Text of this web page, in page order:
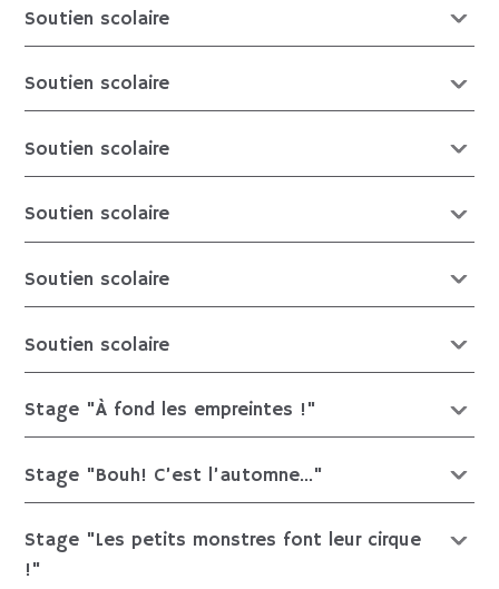
Soutien scolaire
Soutien scolaire
Soutien scolaire
Soutien scolaire
Soutien scolaire
Soutien scolaire
Stage "À fond les empreintes !"
Stage "Bouh! C’est l’automne..."
Stage "Les petits monstres font leur cirque
!"